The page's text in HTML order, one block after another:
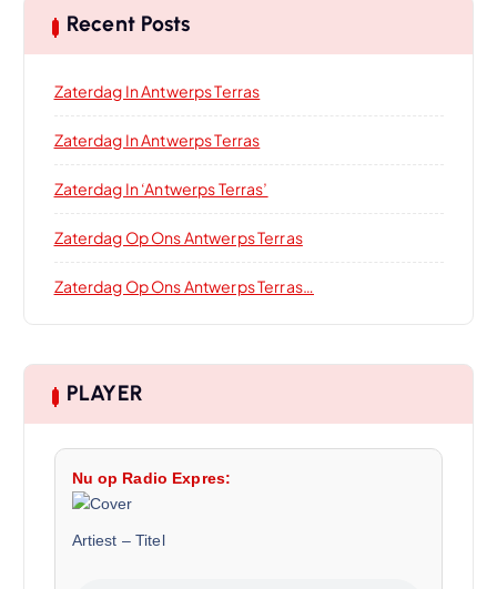
Recent Posts
Zaterdag In Antwerps Terras
Zaterdag In Antwerps Terras
Zaterdag In ‘Antwerps Terras’
Zaterdag Op Ons Antwerps Terras
Zaterdag Op Ons Antwerps Terras…
PLAYER
Nu op Radio Expres:
Artiest – Titel